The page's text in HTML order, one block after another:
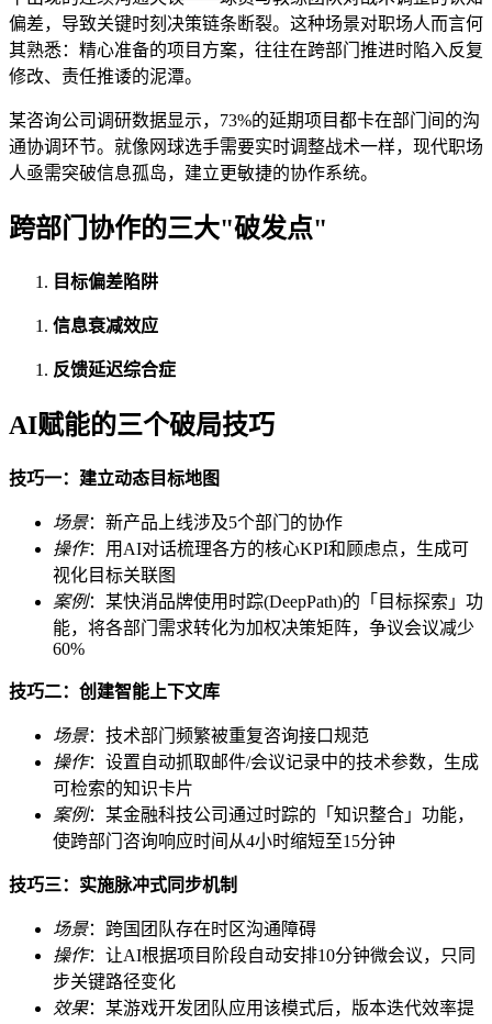
偏差，导致关键时刻决策链条断裂。这种场景对职场人而言何
其熟悉：精心准备的项目方案，往往在跨部门推进时陷入反复
修改、责任推诿的泥潭。
某咨询公司调研数据显示，73%的延期项目都卡在部门间的沟
通协调环节。就像网球选手需要实时调整战术一样，现代职场
人亟需突破信息孤岛，建立更敏捷的协作系统。
跨部门协作的三大"破发点"
目标偏差陷阱
信息衰减效应
反馈延迟综合症
AI赋能的三个破局技巧
技巧一：建立动态目标地图
场景：新产品上线涉及5个部门的协作
操作：用AI对话梳理各方的核心KPI和顾虑点，生成可
视化目标关联图
案例：某快消品牌使用时踪(DeepPath)的「目标探索」功
能，将各部门需求转化为加权决策矩阵，争议会议减少
60%
技巧二：创建智能上下文库
场景：技术部门频繁被重复咨询接口规范
操作：设置自动抓取邮件/会议记录中的技术参数，生成
可检索的知识卡片
案例：某金融科技公司通过时踪的「知识整合」功能，
使跨部门咨询响应时间从4小时缩短至15分钟
技巧三：实施脉冲式同步机制
场景：跨国团队存在时区沟通障碍
操作：让AI根据项目阶段自动安排10分钟微会议，只同
步关键路径变化
效果：某游戏开发团队应用该模式后，版本迭代效率提